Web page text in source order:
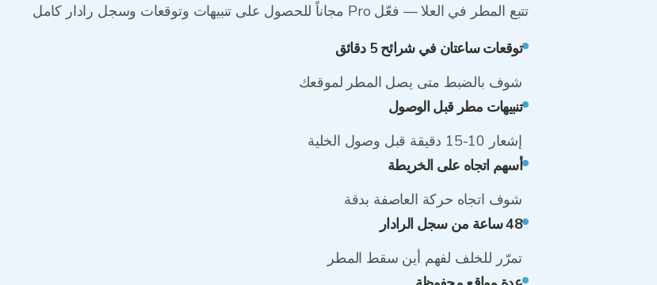
تتبع المطر في العلا — فعّل Pro مجاناً للحصول على تنبيهات وتوقعات وسجل رادار كامل
توقعات ساعتان في شرائح 5 دقائق
شوف بالضبط متى يصل المطر لموقعك
تنبيهات مطر قبل الوصول
إشعار 10-15 دقيقة قبل وصول الخلية
أسهم اتجاه على الخريطة
شوف اتجاه حركة العاصفة بدقة
48 ساعة من سجل الرادار
تمرّر للخلف لفهم أين سقط المطر